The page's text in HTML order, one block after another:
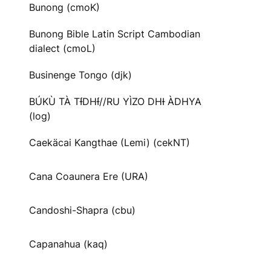
Bunong (cmoK)
Bunong Bible Latin Script Cambodian
dialect (cmoL)
Businenge Tongo (djk)
BÚKÙ TÀ TƗ́DHƗ́//RU YÌZO DHƗ ÀDHYA
(log)
Caekäcai Kangthae (Lemi) (cekNT)
Cana Coaunera Ere (URA)
Candoshi-Shapra (cbu)
Capanahua (kaq)